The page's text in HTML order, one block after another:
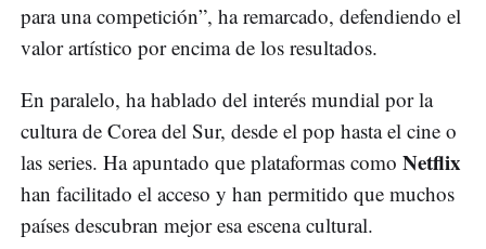
para una competición”, ha remarcado, defendiendo el
valor artístico por encima de los resultados.
En paralelo, ha hablado del interés mundial por la
cultura de Corea del Sur, desde el pop hasta el cine o
las series. Ha apuntado que plataformas como Netflix
han facilitado el acceso y han permitido que muchos
países descubran mejor esa escena cultural.